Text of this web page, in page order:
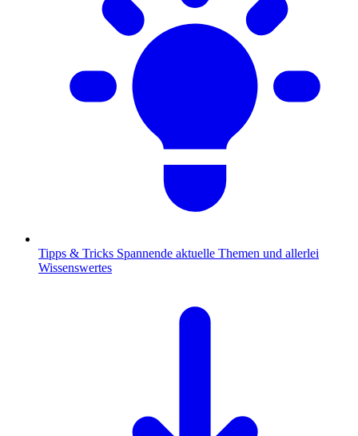
Tipps & Tricks Spannende aktuelle Themen und allerlei
Wissenswertes